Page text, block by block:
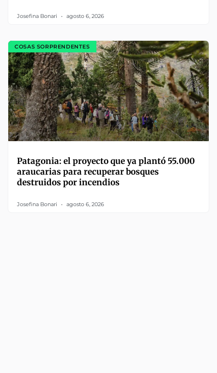
Josefina Bonari agosto 6, 2026
COSAS SORPRENDENTES
Patagonia: el proyecto que ya plantó 55.000
araucarias para recuperar bosques
destruidos por incendios
Josefina Bonari agosto 6, 2026